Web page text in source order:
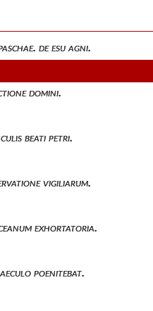
de esu agni.
domini.
beati petri.
vigiliarum.
exhortatoria.
poenitebat.